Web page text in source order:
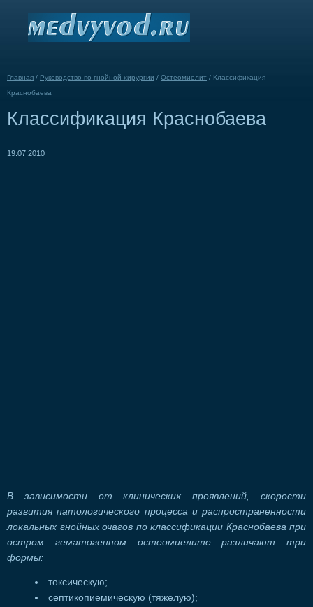
Главная / Руководство по гнойной хирургии / Остеомиелит / Классификация
Краснобаева
Классификация Краснобаева
19.07.2010
В зависимости от клинических проявлений, скорости
развития патологического процесса и распространенности
локальных гнойных очагов по классификации Краснобаева при
остром гематогенном остеомиелите различают три
формы:
токсическую;
септикопиемическую (тяжелую);